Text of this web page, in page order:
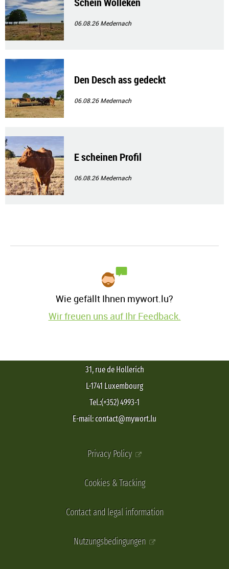
06.08.26Medernach
Den Desch ass gedeckt
06.08.26Medernach
E scheinen Profil
06.08.26Medernach
Wie gefällt Ihnen mywort.lu?
Wir freuen uns auf Ihr Feedback.
31, rue de Hollerich
L-1741 Luxembourg
Tel.:(+352) 4993-1
E-mail: contact@mywort.lu
Privacy Policy
Cookies & Tracking
Contact and legal information
Nutzungsbedingungen